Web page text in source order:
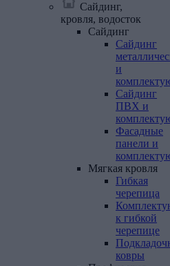
Сайдинг,
кровля, водосток
Сайдинг
Сайдинг
и
Сайдинг
ПВХ и
Фасадные
панели и
Мягкая кровля
Гибкая
черепица
к гибкой
черепице
ковры